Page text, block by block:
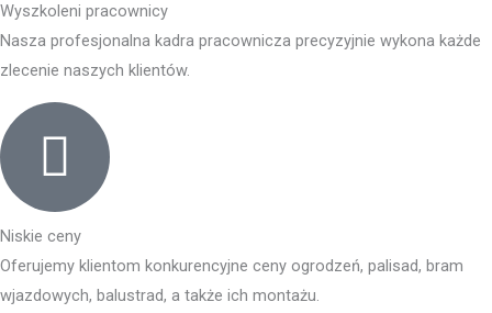
Wyszkoleni pracownicy
Nasza profesjonalna kadra pracownicza precyzyjnie wykona każde
zlecenie naszych klientów.
Niskie ceny
Oferujemy klientom konkurencyjne ceny ogrodzeń, palisad, bram
wjazdowych, balustrad, a także ich montażu.